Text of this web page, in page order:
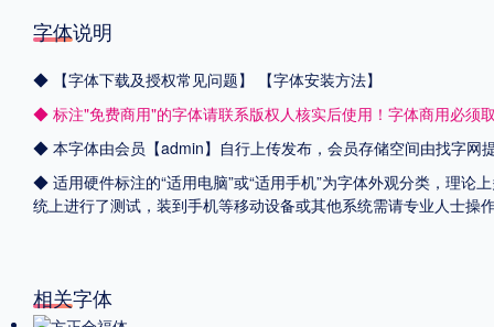
字体说明
◆ 【字体下载及授权常见问题】
【字体安装方法】
◆ 标注"免费商用"的字体请联系版权人核实后使用！字体商用必须
◆ 本字体由会员【admin】自行上传发布，会员存储空间由找字网
◆ 适用硬件标注的“适用电脑”或“适用手机”为字体外观分类，理论
统上进行了测试，装到手机等移动设备或其他系统需请专业人士
相关字体